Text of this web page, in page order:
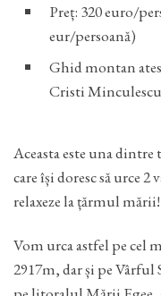
Preț: 320 euro/
eur/persoană)
Ghid montan
Cristi
Aceasta este una
care își doresc să urce 2
relaxeze la țărmul mării!
Vom urca astfel pe cel
2917m, dar și pe Vârful